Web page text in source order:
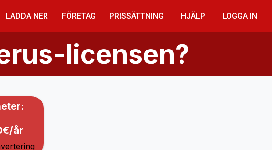
LADDA NER FÖRETAG PRISSÄTTNING HJÄLP LOGGA IN
licensen?
år